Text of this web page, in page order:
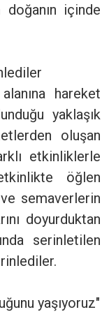
doğanın içinde
hareket
yaklaşık
oluşan
etkinliklerle
öğlen
semaverlerin
doyurduktan
serinletilen
yaşıyoruz"